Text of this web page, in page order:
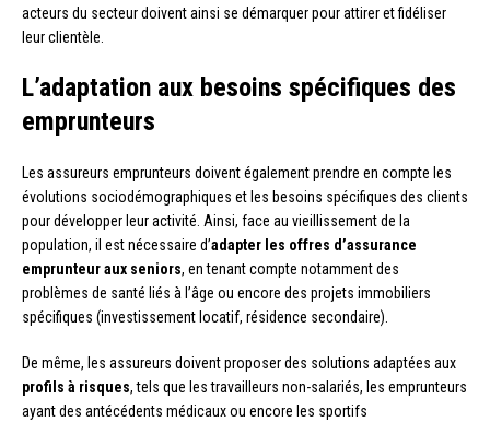
acteurs du secteur doivent ainsi se démarquer pour attirer et fidéliser
leur clientèle.
L’adaptation aux besoins spécifiques des
emprunteurs
Les assureurs emprunteurs doivent également prendre en compte les
évolutions sociodémographiques et les besoins spécifiques des clients
pour développer leur activité. Ainsi, face au vieillissement de la
population, il est nécessaire d’adapter les offres d’assurance
emprunteur aux seniors, en tenant compte notamment des
problèmes de santé liés à l’âge ou encore des projets immobiliers
spécifiques (investissement locatif, résidence secondaire).
De même, les assureurs doivent proposer des solutions adaptées aux
profils à risques, tels que les travailleurs non-salariés, les emprunteurs
ayant des antécédents médicaux ou encore les sportifs